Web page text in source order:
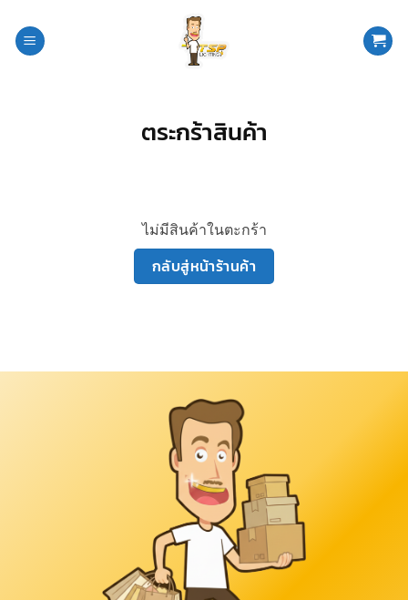
ตระกร้าสินค้า
ไม่มีสินค้าในตะกร้า
กลับสู่หน้าร้านค้า